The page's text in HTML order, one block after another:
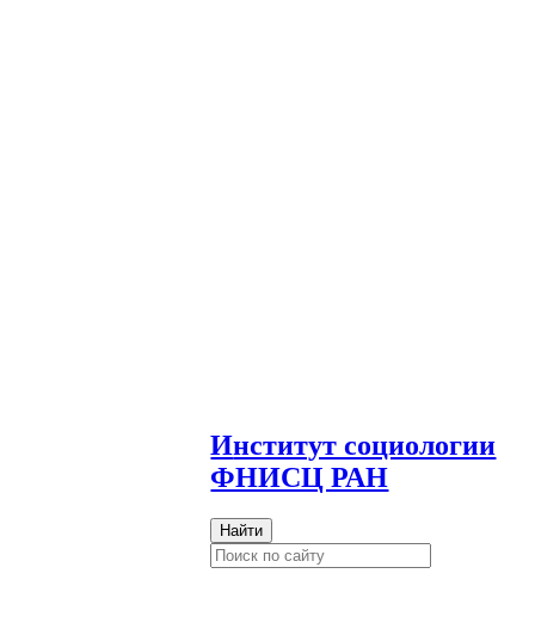
Институт социологии
ФНИСЦ РАН
Найти